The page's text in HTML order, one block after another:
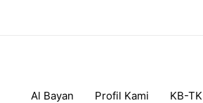
Al Bayan Profil Kami KB-TK